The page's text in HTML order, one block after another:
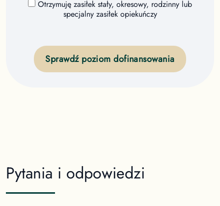
Otrzymuję zasiłek stały, okresowy, rodzinny lub
specjalny zasiłek opiekuńczy
Sprawdź poziom dofinansowania
Pytania i odpowiedzi